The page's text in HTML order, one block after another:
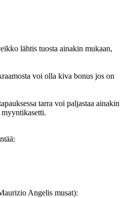
lähtis tuosta ainakin mukaan,
voi olla kiva bonus jos on
tarra voi paljastaa ainakin
myyntikasetti.
Angelis musat):